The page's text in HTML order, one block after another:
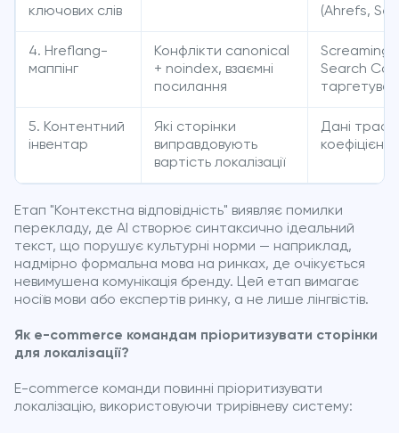
ключових слів
(Ahrefs,
4. Hreflang-
маппінг
Конфлікти canonical
+ noindex, взаємні
посилання
Screaming
Search
5. Контентний
інвентар
Які сторінки
виправдовують
вартість локалізації
Дані
Етап "Контекстна відповідність" виявляє помилки
перекладу, де AI створює синтаксично ідеальний
текст, що порушує культурні норми — наприклад,
надмірно формальна мова на ринках, де очікується
невимушена комунікація бренду. Цей етап вимагає
носіїв мови або експертів ринку, а не лише лінгвістів.
Як e-commerce командам пріоритизувати сторінки
для локалізації?
E-commerce команди повинні пріоритизувати
локалізацію, використовуючи трирівневу систему: